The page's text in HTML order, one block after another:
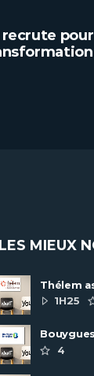
recrute pour
LES MIEUX
Thélem
une1H25
recrute
pôles
4